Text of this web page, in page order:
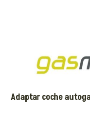
Adaptar coche